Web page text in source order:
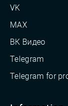
VK
MAX
ВК Видео
Telegram
Telegram for